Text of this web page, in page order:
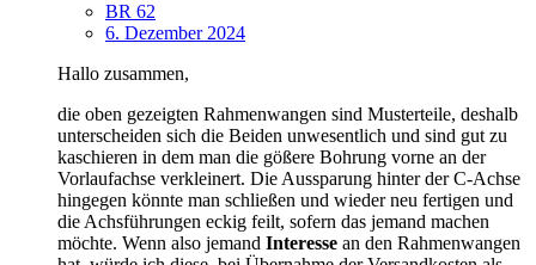
BR 62
6. Dezember 2024
Hallo zusammen,
die oben gezeigten Rahmenwangen sind Musterteile, deshalb
unterscheiden sich die Beiden unwesentlich und sind gut zu
kaschieren in dem man die gößere Bohrung vorne an der
Vorlaufachse verkleinert. Die Aussparung hinter der C-Achse
hingegen könnte man schließen und wieder neu fertigen und
die Achsführungen eckig feilt, sofern das jemand machen
möchte. Wenn also jemand Interesse an den Rahmenwangen